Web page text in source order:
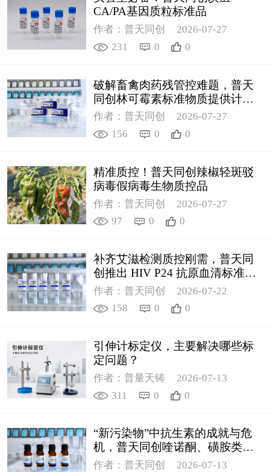
CA/PA基因质粒标准品
作者：普天同创
2026-07-27
231
0 0
破解畜禽肉药残管控难题，普天
同创林可霉素标准物质提供计量
支撑
作者：普天同创
2026-07-27
156
0 0
精准质控！普天同创辣椒轻斑驳
病毒假病毒生物质控品
作者：普天同创
2026-07-27
97
0 0
补齐艾滋检测质控刚需，普天同
创推出 HIV P24 抗原血清标准物
质
作者：普天同创
2026-07-22
158
0 0
引伸计标定仪，主要解决哪些标
定问题？
作者：普量天铸
2026-07-13
311
0 0
“新污染物”中抗生素的成就与危
机，普天同创喹诺酮、磺胺类质
控新品筑牢环境安全防线
作者：普天同创
2026-07-13